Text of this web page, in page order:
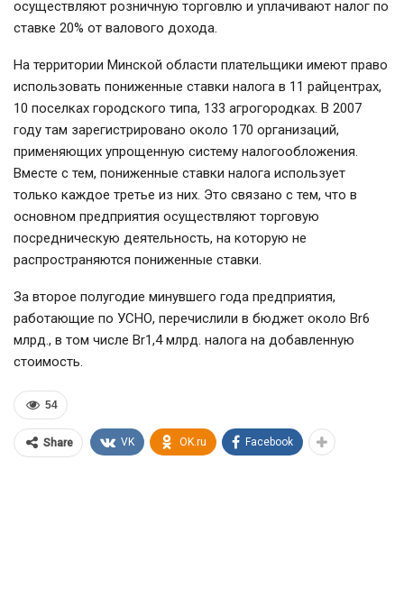
осуществляют розничную торговлю и уплачивают налог по
ставке 20% от валового дохода.
На территории Минской области плательщики имеют право
использовать пониженные ставки налога в 11 райцентрах,
10 поселках городского типа, 133 агрогородках. В 2007
году там зарегистрировано около 170 организаций,
применяющих упрощенную систему налогообложения.
Вместе с тем, пониженные ставки налога использует
только каждое третье из них. Это связано с тем, что в
основном предприятия осуществляют торговую
посредническую деятельность, на которую не
распространяются пониженные ставки.
За второе полугодие минувшего года предприятия,
работающие по УСНО, перечислили в бюджет около Br6
млрд., в том числе Br1,4 млрд. налога на добавленную
стоимость.
54
Share VK OK.ru Facebook